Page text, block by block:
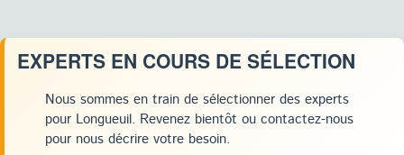
EXPERTS EN COURS DE SÉLECTION
Nous sommes en train de sélectionner des experts
pour Longueuil. Revenez bientôt ou contactez-nous
pour nous décrire votre besoin.